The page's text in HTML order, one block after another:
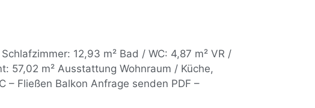
12,93 m² Bad / WC: 4,87 m² VR /
57,02 m² Ausstattung Wohnraum / Küche,
– Fließen Balkon Anfrage senden PDF –